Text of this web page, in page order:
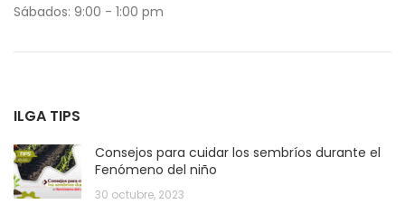
Sábados: 9:00 - 1:00 pm
ILGA TIPS
Consejos para cuidar los sembríos durante el
Fenómeno del niño
30 octubre, 2023